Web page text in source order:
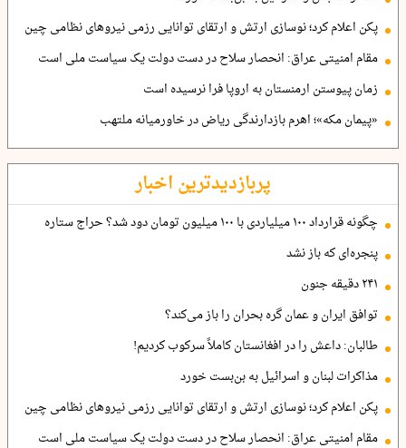
پکن اعلام کرد؛ نوسازی ارتش و ارتقای توانایی رزمی نیروهای نظامی چین
مقام امنیتی عراق: انحصار سلاح در دست دولت یک سیاست ملی است
زمان پیوستن ارمنستان به اروپا فرا نرسیده است
«پیمان مکه»؛ اهرم بازدارندگی ریاض در خاورمیانه ملتهب
پربازدیدترین اخبار
چگونه قرارداد ۱۰۰ میلیاردی با ۱۰۰ میلیون تومان دود شد؟ حراج ستاره
پنجره‌ای که باز نشد
۲۴۱ دقیقه جنون
توافق ایران و عمان گره بحران را باز می‌کند؟
طالبان: داعش را در افغانستان کاملاً سرکوب کردیم!
مذاکرات لبنان و اسرائیل به بن‌بست خورد
پکن اعلام کرد؛ نوسازی ارتش و ارتقای توانایی رزمی نیروهای نظامی چین
مقام امنیتی عراق: انحصار سلاح در دست دولت یک سیاست ملی است